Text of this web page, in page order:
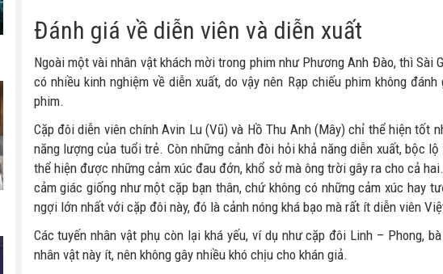
Đánh giá về diễn viên và diễn xuất
Ngoài một vài nhân vật khách mời trong phim như Phương Anh Đào, thì Sài
có nhiều kinh nghiệm về diễn xuất, do vậy nên Rạp chiếu phim không
phim.
Cặp đôi diễn viên chính Avin Lu (Vũ) và Hồ Thu Anh (Mây) chỉ thể hiện tốt
năng lượng của tuổi trẻ. Còn những cảnh đòi hỏi khả năng diễn xuất, bộc
thể hiện được những cảm xúc đau đớn, khổ sở mà ông trời gây ra cho cả
cảm giác giống như một cặp bạn thân, chứ không có những cảm xúc hay
ngợi lớn nhất với cặp đôi này, đó là cảnh nóng khá bạo mà rất ít diễn viên
Các tuyến nhân vật phụ còn lại khá yếu, ví dụ như cặp đôi Linh – Phong,
nhân vật này ít, nên không gây nhiều khó chịu cho khán giả.